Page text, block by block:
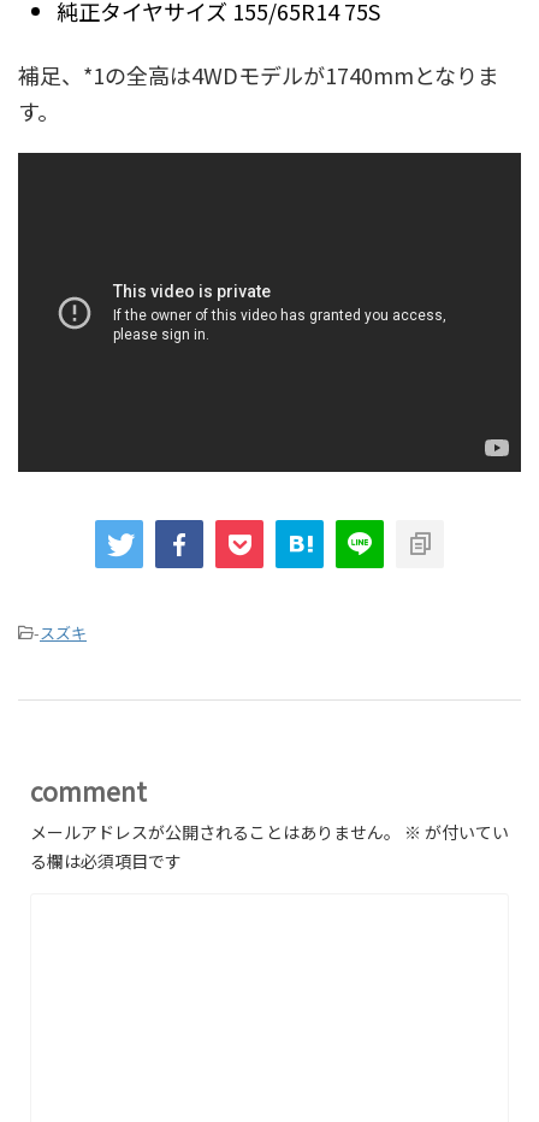
純正タイヤサイズ 155/65R14 75S
補足、*1の全高は4WDモデルが1740mmとなりま
す。
-スズキ
comment
メールアドレスが公開されることはありません。 ※ が付いてい
る欄は必須項目です